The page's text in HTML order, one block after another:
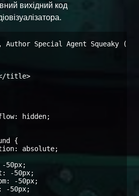
вихідний код
Special Agent Squeaky
title>
hidden;
{
absolute;
50px;
-50px;
-50px;
-50px;